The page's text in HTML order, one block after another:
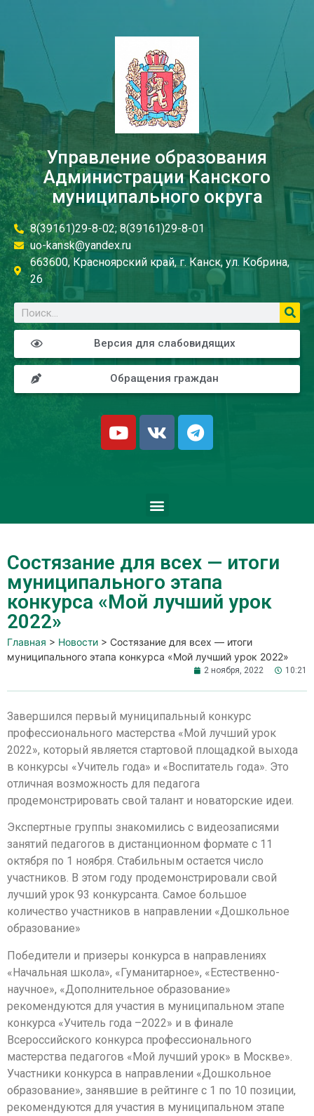
Управление образования
Администрации Канского
муниципального округа
8(39161)29-8-02; 8(39161)29-8-01
uo-kansk@yandex.ru
663600, Красноярский край, г. Канск, ул. Кобрина,
26
Версия для слабовидящих
Обращения граждан
Состязание для всех — итоги
муниципального этапа
конкурса «Мой лучший урок
2022»
Главная > Новости > Состязание для всех — итоги
муниципального этапа конкурса «Мой лучший урок 2022»
2 ноября, 2022 10:21
Завершился первый муниципальный конкурс
профессионального мастерства «Мой лучший урок
2022», который является стартовой площадкой выхода
в конкурсы «Учитель года» и «Воспитатель года». Это
отличная возможность для педагога
продемонстрировать свой талант и новаторские идеи.
Экспертные группы знакомились с видеозаписями
занятий педагогов в дистанционном формате с 11
октября по 1 ноября. Стабильным остается число
участников. В этом году продемонстрировали свой
лучший урок 93 конкурсанта. Самое большое
количество участников в направлении «Дошкольное
образование»
Победители и призеры конкурса в направлениях
«Начальная школа», «Гуманитарное», «Естественно-
научное», «Дополнительное образование»
рекомендуются для участия в муниципальном этапе
конкурса «Учитель года –2022» и в финале
Всероссийского конкурса профессионального
мастерства педагогов «Мой лучший урок» в Москве».
Участники конкурса в направлении «Дошкольное
образование», занявшие в рейтинге с 1 по 10 позиции,
рекомендуются для участия в муниципальном этапе